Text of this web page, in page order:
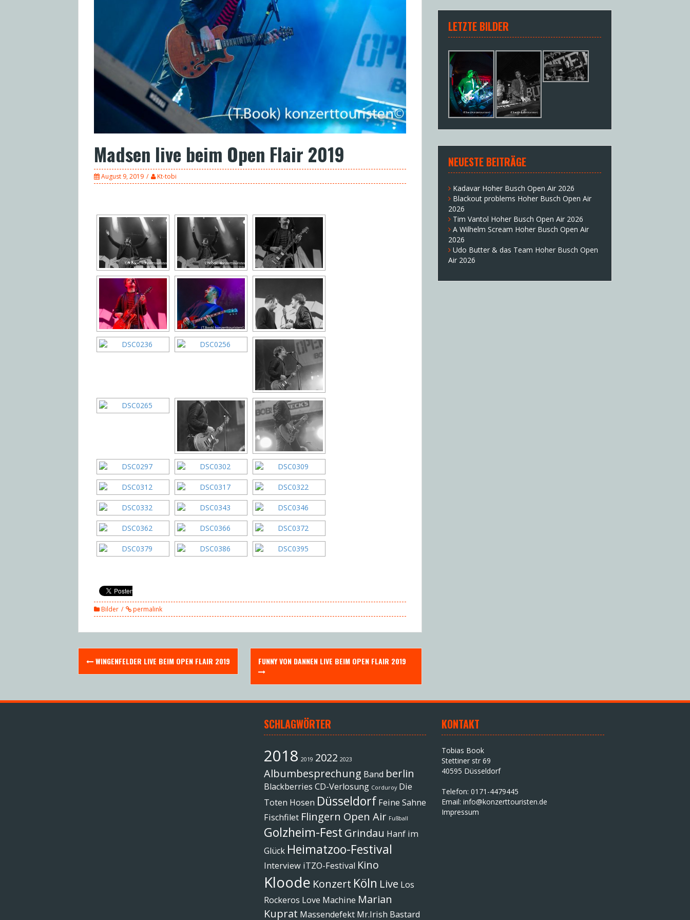
Madsen live beim Open Flair 2019
August 9, 2019 Kt-tobi
Bilder permalink
Post
navigation
WINGENFELDER LIVE BEIM OPEN FLAIR 2019 FUNNY VON DANNEN LIVE BEIM OPEN FLAIR 2019
LETZTE BILDER
NEUESTE BEITRÄGE
Kadavar Hoher Busch Open Air 2026
Blackout problems Hoher Busch Open Air
2026
Tim Vantol Hoher Busch Open Air 2026
A Wilhelm Scream Hoher Busch Open Air
2026
Udo Butter & das Team Hoher Busch Open
Air 2026
SCHLAGWÖRTER
2018 2019 2022 2023
Albumbesprechung Band berlin
Blackberries CD-Verlosung Corduroy Die
Toten Hosen Düsseldorf Feine Sahne
Fischfilet Flingern Open Air Fußball
Golzheim-Fest Grindau Hanf im
Glück Heimatzoo-Festival
Interview iTZO-Festival Kino
Kloode Konzert Köln Live Los
Rockeros Love Machine Marian
Kuprat Massendefekt Mr.Irish Bastard
KONTAKT
Tobias Book
Stettiner str 69
40595 Düsseldorf
Telefon: 0171-4479445
Email:info@konzerttouristen.de
Impressum